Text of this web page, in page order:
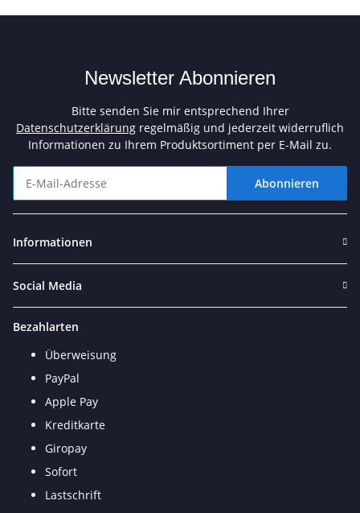
Newsletter Abonnieren
Bitte senden Sie mir entsprechend Ihrer
Datenschutzerklärung regelmäßig und jederzeit widerruflich
Informationen zu Ihrem Produktsortiment per E-Mail zu.
Abonnieren
Informationen
Social Media
Bezahlarten
Überweisung
PayPal
Apple Pay
Kreditkarte
Giropay
Sofort
Lastschrift